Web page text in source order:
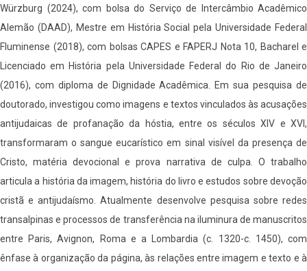
Würzburg (2024), com bolsa do Serviço de Intercâmbio Acadêmico
Alemão (DAAD), Mestre em História Social pela Universidade Federal
Fluminense (2018), com bolsas CAPES e FAPERJ Nota 10, Bacharel e
Licenciado em História pela Universidade Federal do Rio de Janeiro
(2016), com diploma de Dignidade Acadêmica. Em sua pesquisa de
doutorado, investigou como imagens e textos vinculados às acusações
antijudaicas de profanação da hóstia, entre os séculos XIV e XVI,
transformaram o sangue eucarístico em sinal visível da presença de
Cristo, matéria devocional e prova narrativa de culpa. O trabalho
articula a história da imagem, história do livro e estudos sobre devoção
cristã e antijudaísmo. Atualmente desenvolve pesquisa sobre redes
transalpinas e processos de transferência na iluminura de manuscritos
entre Paris, Avignon, Roma e a Lombardia (c. 1320-c. 1450), com
ênfase à organização da página, às relações entre imagem e texto e à